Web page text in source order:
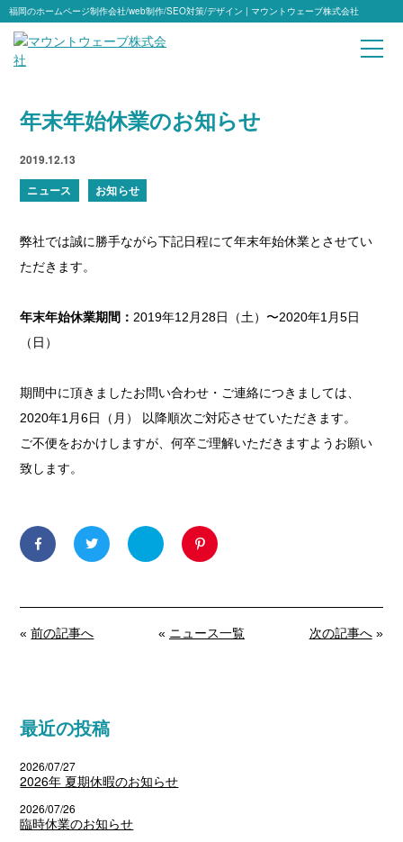
福岡のホームページ制作会社/web制作/SEO対策/デザイン | マウントウェーブ株式会社
年末年始休業のお知らせ
2019.12.13
ニュース
お知らせ
弊社では誠に勝手ながら下記日程にて年末年始休業とさせてい
ただきます。
年末年始休業期間： 2019年12月28日（土）〜2020年1月5日
（日）
期間中に頂きましたお問い合わせ・ご連絡につきましては、
2020年1月6日（月） 以降順次ご対応させていただきます。
ご不便をおかけしますが、何卒ご理解いただきますようお願い
致します。
«前の記事へ « ニュース一覧 次の記事へ»
最近の投稿
2026/07/27
2026年 夏期休暇のお知らせ
2026/07/26
臨時休業のお知らせ